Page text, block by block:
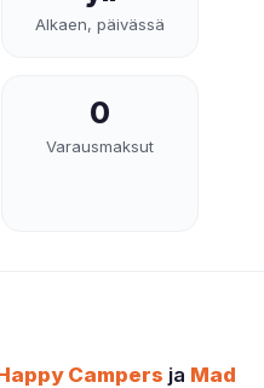
Alkaen, päivässä
0
Varausmaksut
Campers ja Mad